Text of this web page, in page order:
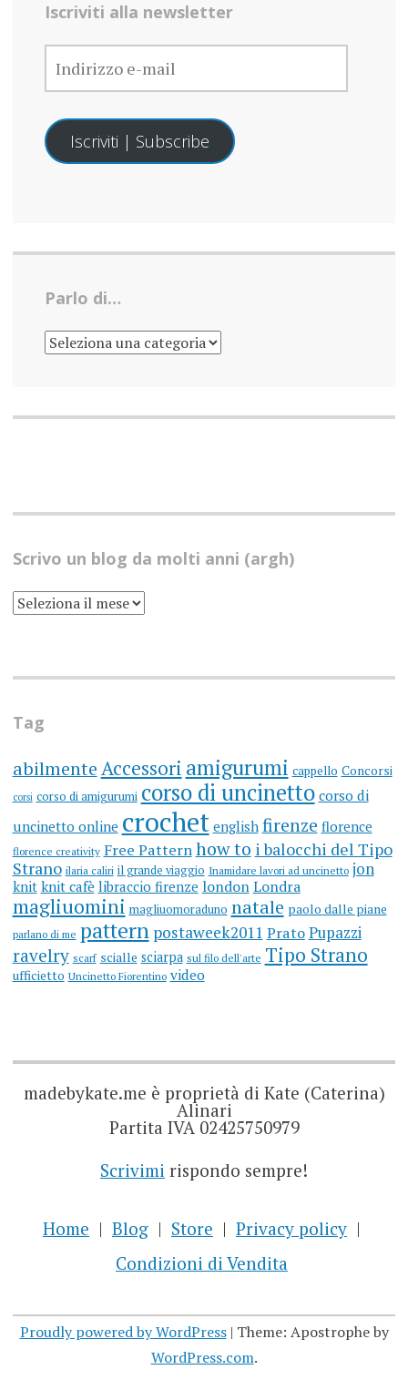
Iscriviti alla newsletter
INDIRIZZO
E-
MAIL
Iscriviti | Subscribe
Parlo di…
PARLO
DI…
Scrivo un blog da molti anni (argh)
SCRIVO
UN
(ARGH)
Tag
abilmenteAccessori amigurumi cappello Concorsi
corsi corso di amigurumi corso di uncinetto corso di
uncinetto online crochet english firenze florence
florence creativity Free Pattern how to i balocchi del Tipo
Strano ilaria caliri il grande viaggio Inamidare lavori ad uncinetto jon
knit knit cafè libraccio firenze london Londra
magliuomini magliuomoraduno natale paolo dalle piane
parlano di me pattern postaweek2011 Prato Pupazzi
ravelry scarf scialle sciarpa sul filo dell'arte Tipo Strano
ufficietto Uncinetto Fiorentino video
madebykate.me è proprietà di Kate (Caterina)
Alinari
Partita IVA 02425750979
Scrivimi rispondo sempre!
Home Blog Store
Privacy policy
Condizioni di Vendita
Proudly powered by WordPress | Theme: Apostrophe by
WordPress.com.